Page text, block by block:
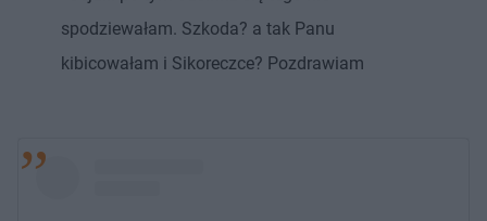
spodziewałam. Szkoda? a tak Panu
kibicowałam i Sikoreczce? Pozdrawiam